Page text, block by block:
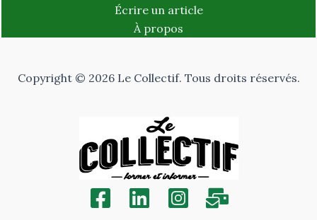
Écrire un article
À propos
Copyright © 2026 Le Collectif. Tous droits réservés.